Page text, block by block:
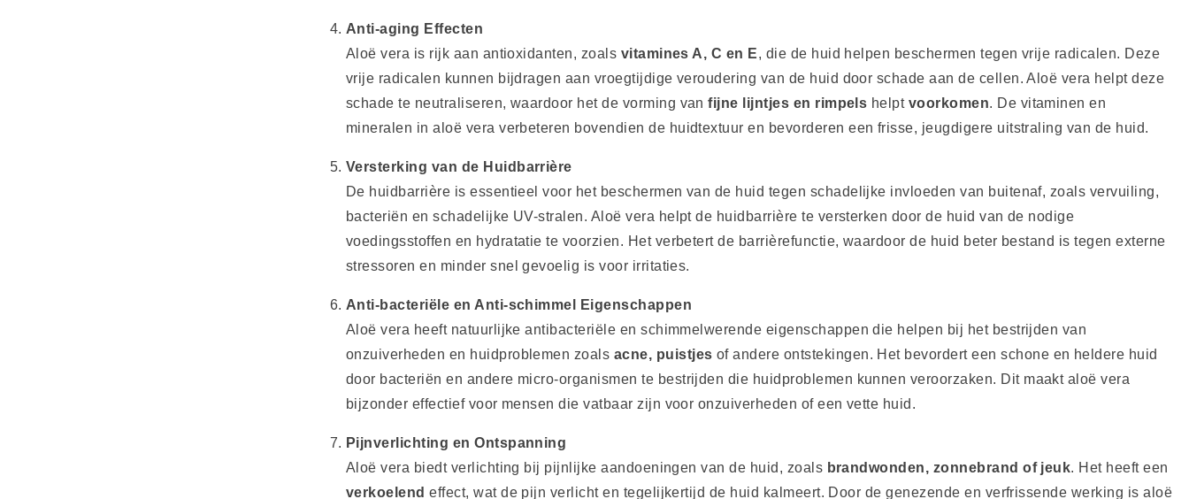
Anti-aging Effecten
Aloë vera is rijk aan antioxidanten, zoals vitamines A, C en E, die de huid helpen beschermen tegen vrije radicalen. Deze
vrije radicalen kunnen bijdragen aan vroegtijdige veroudering van de huid door schade aan de cellen. Aloë vera helpt deze
schade te neutraliseren, waardoor het de vorming vanfijne lijntjes en rimpels helpt voorkomen. De vitaminen en
mineralen in aloë vera verbeteren bovendien de huidtextuur en bevorderen een frisse, jeugdigere uitstraling van de huid.
Versterking van de Huidbarrière
De huidbarrière is essentieel voor het beschermen van de huid tegen schadelijke invloeden van buitenaf, zoals vervuiling,
bacteriën en schadelijke UV-stralen. Aloë vera helpt de huidbarrière te versterken door de huid van de nodige
voedingsstoffen en hydratatie te voorzien. Het verbetert de barrièrefunctie, waardoor de huid beter bestand is tegen externe
stressoren en minder snel gevoelig is voor irritaties.
Anti-bacteriële en Anti-schimmel Eigenschappen
Aloë vera heeft natuurlijke antibacteriële en schimmelwerende eigenschappen die helpen bij het bestrijden van
onzuiverheden en huidproblemen zoals acne, puistjes of andere ontstekingen. Het bevordert een schone en heldere huid
door bacteriën en andere micro-organismen te bestrijden die huidproblemen kunnen veroorzaken. Dit maakt aloë vera
bijzonder effectief voor mensen die vatbaar zijn voor onzuiverheden of een vette huid.
Pijnverlichting en Ontspanning
Aloë vera biedt verlichting bij pijnlijke aandoeningen van de huid, zoals brandwonden, zonnebrand of jeuk. Het heeft een
verkoelend effect, wat de pijn verlicht en tegelijkertijd de huid kalmeert. Door de genezende en verfrissende werking is aloë